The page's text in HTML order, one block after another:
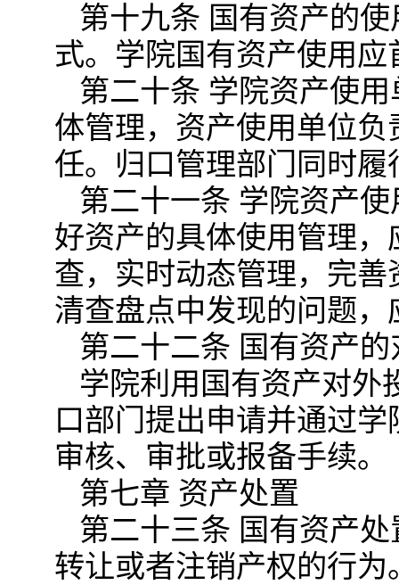
第十九条 国有资产的
式。学院国有资产使用
第二十条 学院资产使
体管理，资产使用单位
任。归口管理部门同时
第二十一条 学院资产
好资产的具体使用管理
查，实时动态管理，完
清查盘点中发现的问题
第二十二条 国有资产
学院利用国有资产对外
口部门提出申请并通过
审核、审批或报备手续。
第七章 资产处置
第二十三条 国有资产
转让或者注销产权的行